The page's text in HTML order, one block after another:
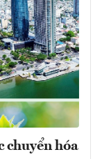
chuyển hóa